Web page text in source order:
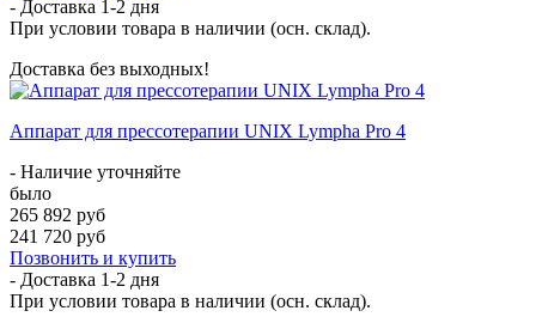
- Доставка 1-2 дня
При условии товара в наличии (осн. склад).
Доставка без выходных!
Аппарат для прессотерапии UNIX Lympha Pro 4
- Наличие уточняйте
было
265 892 руб
241 720 руб
Позвонить и купить
- Доставка 1-2 дня
При условии товара в наличии (осн. склад).